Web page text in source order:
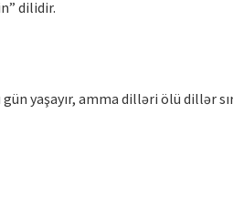
dilidir.
yaşayır, amma dilləri ölü dillər